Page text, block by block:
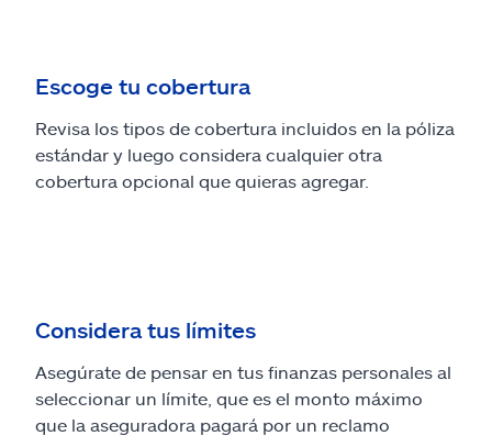
Escoge tu cobertura
Revisa los tipos de cobertura incluidos en la póliza
estándar y luego considera cualquier otra
cobertura opcional que quieras agregar.
Considera tus límites
Asegúrate de pensar en tus finanzas personales al
seleccionar un límite, que es el monto máximo
que la aseguradora pagará por un reclamo